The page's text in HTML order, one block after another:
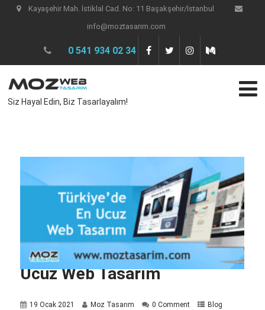
Kayaşehir Mah. İstiklal Cad. No: 11 Başakşehir/İstanbul
info@moztasarim.com
0 541 934 02 34
Siz Hayal Edin, Biz Tasarlayalım!
Ucuz Web Tasarım
19 Ocak 2021 Moz Tasarım 0 Comment Blog